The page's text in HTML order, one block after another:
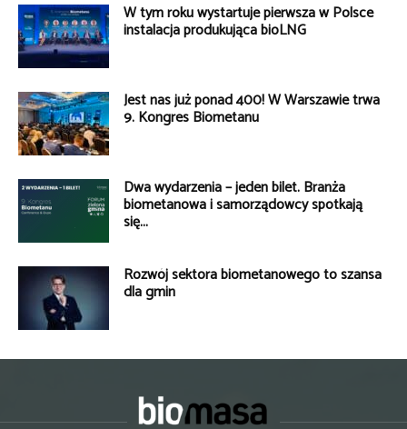
W tym roku wystartuje pierwsza w Polsce
instalacja produkująca bioLNG
Jest nas już ponad 400! W Warszawie trwa
9. Kongres Biometanu
Dwa wydarzenia – jeden bilet. Branża
biometanowa i samorządowcy spotkają
się...
Rozwój sektora biometanowego to szansa
dla gmin